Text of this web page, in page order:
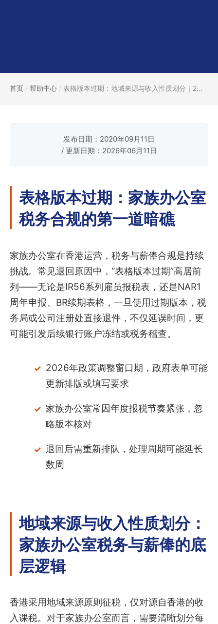
首页 / 帮助中心 / 表格版本过期：地域来源与收入性质划分｜2...
发布日期：2020年09月11日
/ 更新日期：2026年06月11日
表格版本过期：家族办公室
税务合规的第一道暗礁
家族办公室在香港运营，税务与薪俸合规是持续
挑战。常见退回原因中，“表格版本过期”高居前
列——无论是IR56系列雇员报税表，还是NAR1
周年申报、BR续期表格，一旦使用过期版本，税
务局或公司注册处直接退件，不仅延误时间，更
可能引发后续银行账户冻结或税务稽查。
2026年政策调整窗口期，政府表单可能
更新排版或填写要求
家族办公室常因年度报税节奏紧张，忽
略版本核对
退回后需重新排队，处理周期可能延长
数周
地域来源与收入性质划分：
家族办公室税务与薪俸的底
层逻辑
香港采用地域来源原则征税，仅对源自香港的收
入课税。对于家族办公室而言，需要清晰划分每